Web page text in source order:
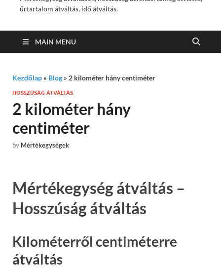
űrtartalom átváltás, idő átváltás.
MAIN MENU
Kezdőlap » Blog » 2 kilométer hány centiméter
HOSSZÚSÁG ÁTVÁLTÁS
2 kilométer hány
centiméter
by Mértékegységek
Mértékegység átváltás –
Hosszúság átváltás
Kilométerről centiméterre
átváltás